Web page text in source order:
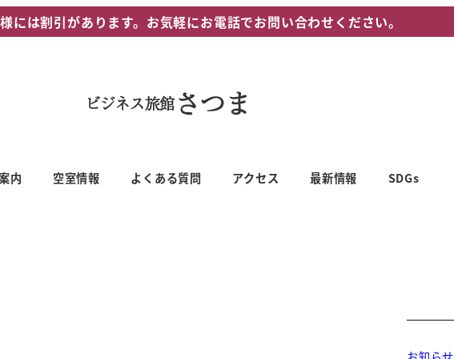
には割引があります。お気軽にお電話でお問い合わせください。
内 空室情報 よくある質問 アクセス 最新情報 SDGs